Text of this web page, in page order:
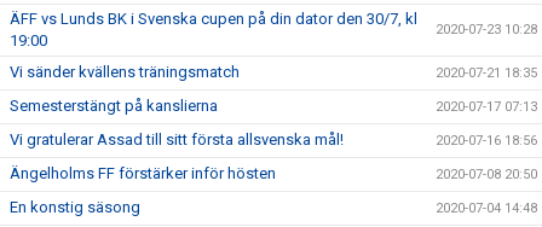
ÄFF vs Lunds BK i Svenska cupen på din dator den 30/7, kl
19:00
2020-07-23 10:28
Vi sänder kvällens träningsmatch 2020-07-21 18:35
Semesterstängt på kanslierna 2020-07-17 07:13
Vi gratulerar Assad till sitt första allsvenska mål! 2020-07-16 18:56
Ängelholms FF förstärker inför hösten 2020-07-08 20:50
En konstig säsong 2020-07-04 14:48